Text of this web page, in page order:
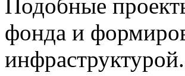
Подобные
фонда и
инфраструктурой.